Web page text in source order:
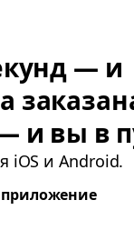
— и
и вы в
iOS и Android.